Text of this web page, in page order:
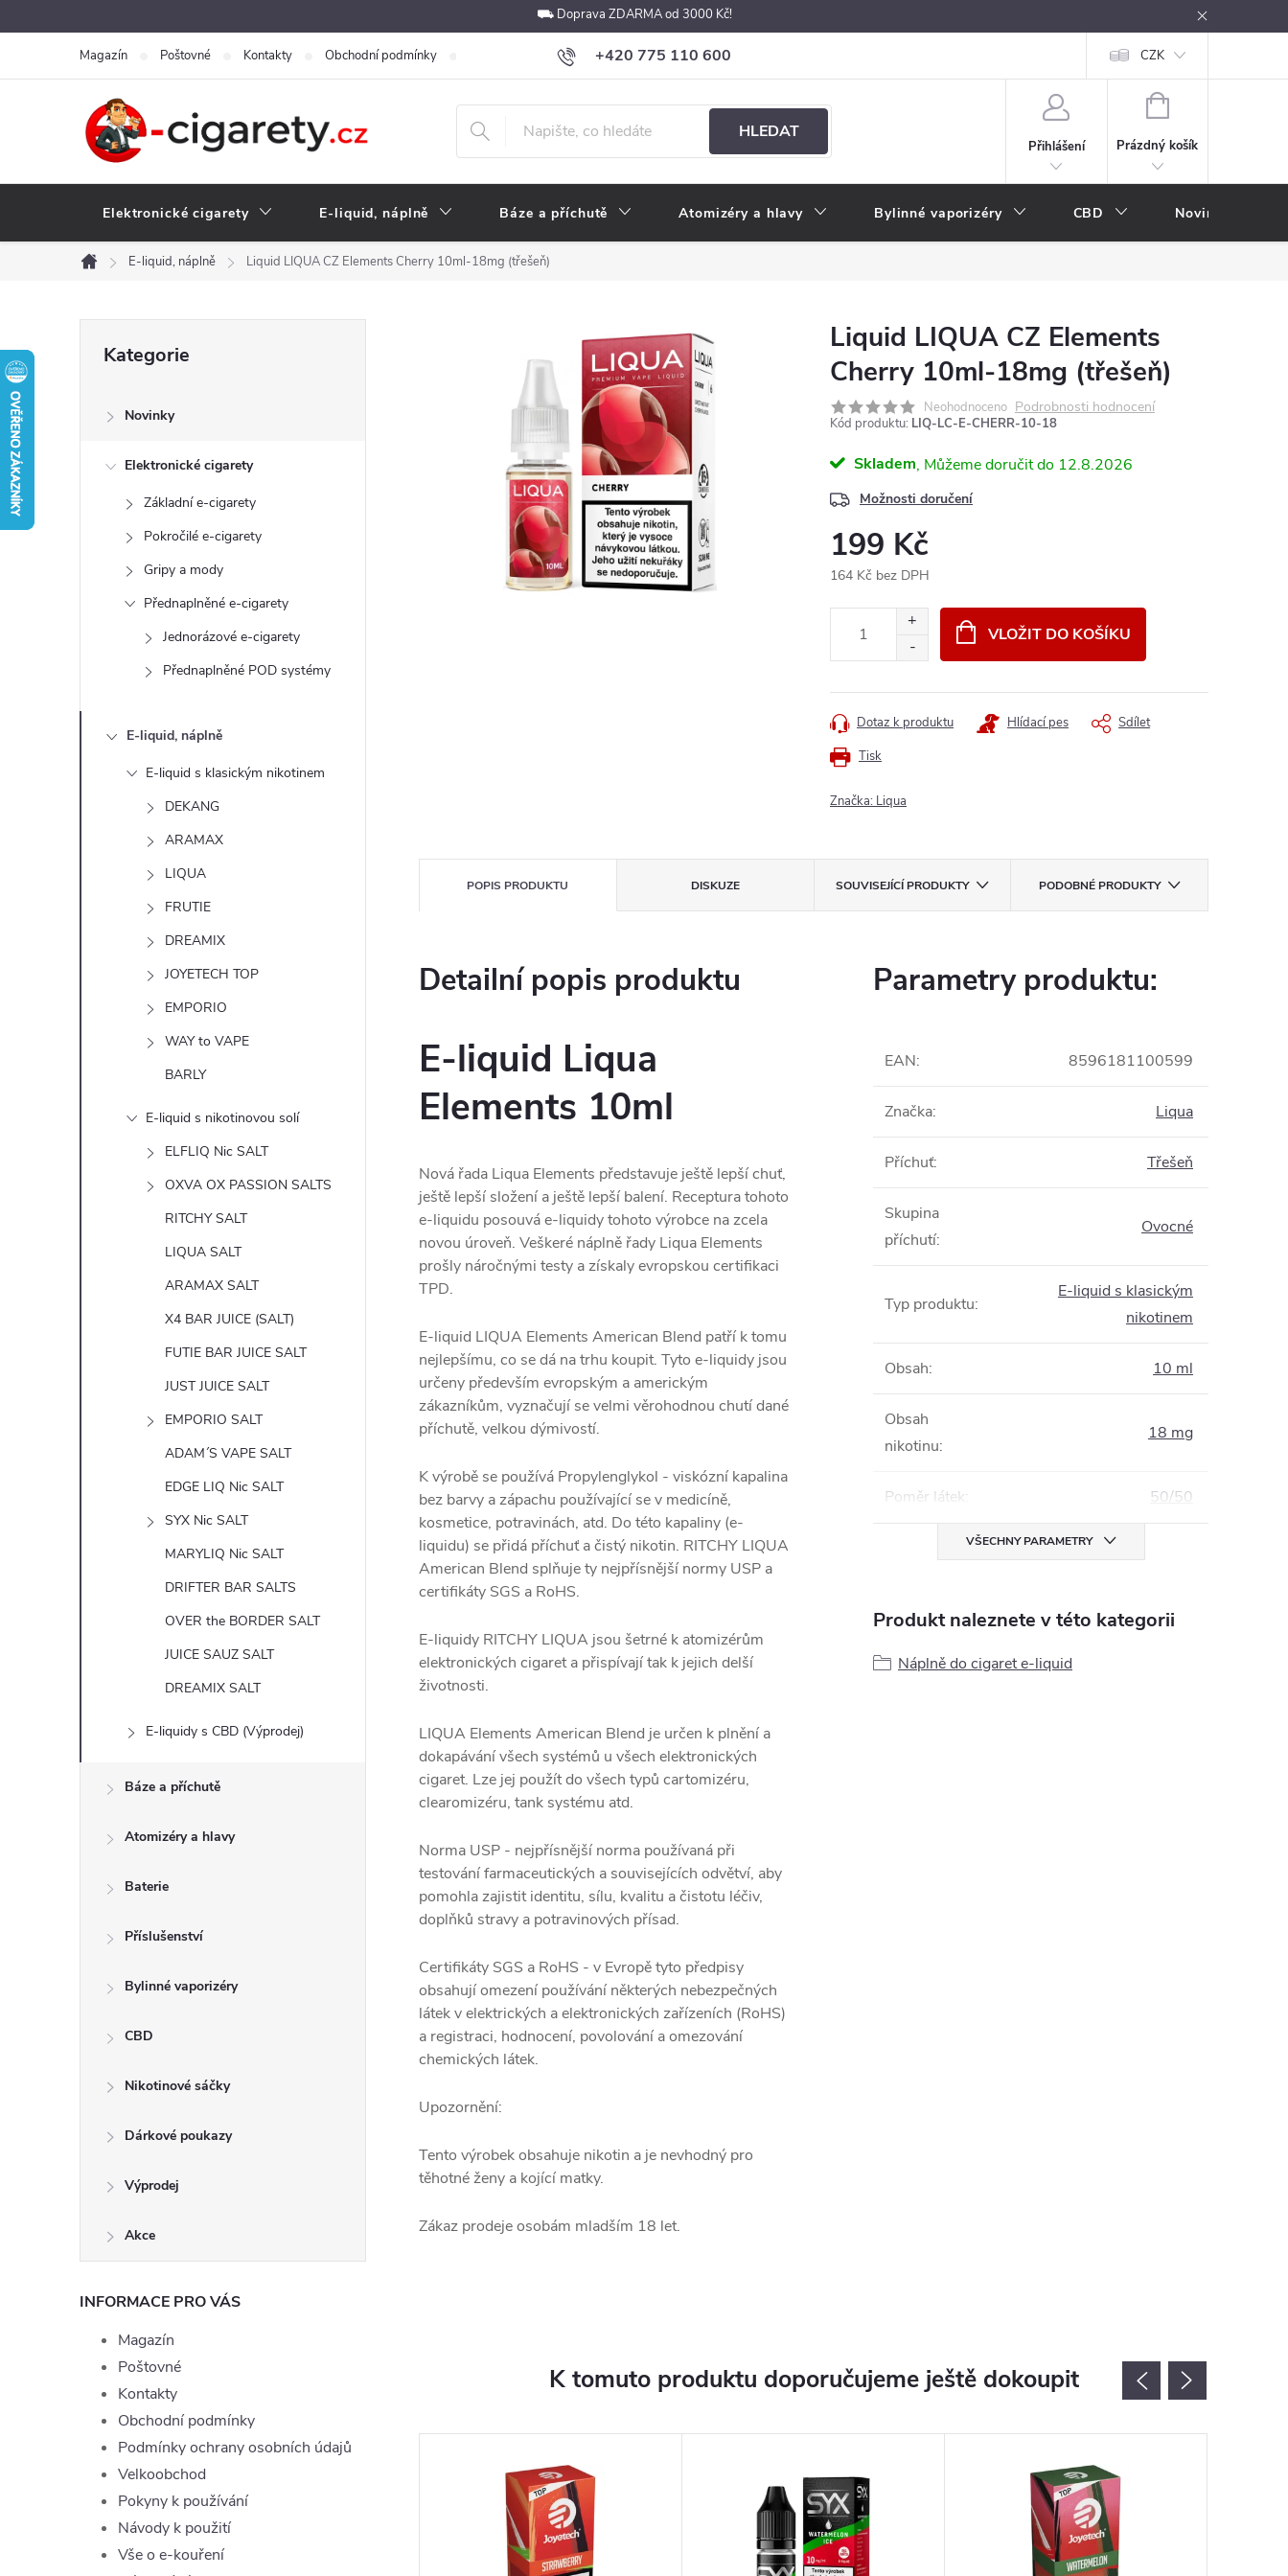
na
⛟ Doprava ZDARMA od 3000 Kč!
+420 775 110 600
obchod@e-cigarety.cz
Magazín Poštovné Kontakty Obchodní podmínky Podmínky ochrany osobních údajů Velkoobchod Vše o e-kouření Nákupní rádce
CZK
HLEDAT
Přihlášení
NÁKUPNÍ
Prázdný košík
Elektronické cigarety E-liquid, náplně Báze a příchutě Atomizéry a hlavy Bylinné vaporizéry CBD Novinky
Domů
E-liquid, náplně Liquid LIQUA CZ Elements Cherry 10ml-18mg (třešeň)
í
kategorie
Kategorie
Novinky
Elektronické cigarety
Základní e-cigarety
Pokročilé e-cigarety
Gripy a mody
Přednaplněné e-cigarety
Jednorázové e-cigarety
Přednaplněné POD systémy
E-liquid, náplně
E-liquid s klasickým nikotinem
DEKANG
ARAMAX
LIQUA
FRUTIE
DREAMIX
JOYETECH TOP
EMPORIO
WAY to VAPE
BARLY
E-liquid s nikotinovou solí
ELFLIQ Nic SALT
OXVA OX PASSION SALTS
RITCHY SALT
LIQUA SALT
ARAMAX SALT
X4 BAR JUICE (SALT)
FUTIE BAR JUICE SALT
JUST JUICE SALT
EMPORIO SALT
ADAM´S VAPE SALT
EDGE LIQ Nic SALT
SYX Nic SALT
MARYLIQ Nic SALT
DRIFTER BAR SALTS
OVER the BORDER SALT
JUICE SAUZ SALT
DREAMIX SALT
E-liquidy s CBD (Výprodej)
Báze a příchutě
Atomizéry a hlavy
Baterie
Příslušenství
Bylinné vaporizéry
CBD
Nikotinové sáčky
Dárkové poukazy
Výprodej
Akce
INFORMACE PRO VÁS
Magazín
Poštovné
Kontakty
Obchodní podmínky
Podmínky ochrany osobních údajů
Velkoobchod
Pokyny k používání
Návody k použití
Vše o e-kouření
Liquid LIQUA CZ Elements
Cherry 10ml-18mg (třešeň)
Neohodnoceno Podrobnosti hodnocení
Kód produktu: LIQ-LC-E-CHERR-10-18
Skladem 12.8.2026
Možnosti doručení
199 Kč
164 Kč bez DPH
VLOŽIT DO KOŠÍKU
Tisk
Dotaz k produktu Hlídací pes Sdílet
Značka: Liqua
POPIS PRODUKTU DISKUZE SOUVISEJÍCÍ PRODUKTY PODOBNÉ PRODUKTY
Detailní popis produktu
E-liquid Liqua
Elements 10ml
Nová řada Liqua Elements představuje ještě lepší chuť,
ještě lepší složení a ještě lepší balení. Receptura tohoto
e-liquidu posouvá e-liquidy tohoto výrobce na zcela
novou úroveň. Veškeré náplně řady Liqua Elements
prošly náročnými testy a získaly evropskou certifikaci
TPD.
E-liquid LIQUA Elements American Blend patří k tomu
nejlepšímu, co se dá na trhu koupit. Tyto e-liquidy jsou
určeny především evropským a americkým
zákazníkům, vyznačují se velmi věrohodnou chutí dané
příchutě, velkou dýmivostí.
K výrobě se používá Propylenglykol - viskózní kapalina
bez barvy a zápachu používající se v medicíně,
kosmetice, potravinách, atd. Do této kapaliny (e-
liquidu) se přidá příchuť a čistý nikotin. RITCHY LIQUA
American Blend splňuje ty nejpřísnější normy USP a
certifikáty SGS a RoHS.
E-liquidy RITCHY LIQUA jsou šetrné k atomizérům
elektronických cigaret a přispívají tak k jejich delší
životnosti.
LIQUA Elements American Blend je určen k plnění a
dokapávání všech systémů u všech elektronických
cigaret. Lze jej použít do všech typů cartomizéru,
clearomizéru, tank systému atd.
Norma USP - nejpřísnější norma používaná při
testování farmaceutických a souvisejících odvětví, aby
pomohla zajistit identitu, sílu, kvalitu a čistotu léčiv,
doplňků stravy a potravinových přísad.
Certifikáty SGS a RoHS - v Evropě tyto předpisy
obsahují omezení používání některých nebezpečných
látek v elektrických a elektronických zařízeních (RoHS)
a registraci, hodnocení, povolování a omezování
chemických látek.
Upozornění:
Tento výrobek obsahuje nikotin a je nevhodný pro
těhotné ženy a kojící matky.
Zákaz prodeje osobám mladším 18 let.
Parametry produktu:
EAN: 8596181100599
Značka: Liqua
Příchuť: Třešeň
Skupina
příchutí:
Ovocné
Typ produktu:
E-liquid s klasickým
nikotinem
Obsah: 10 ml
Obsah
nikotinu:
18 mg
Poměr látek: 50/50
VŠECHNY PARAMETRY
Produkt naleznete v této kategorii
Náplně do cigaret e-liquid
K tomuto produktu doporučujeme ještě dokoupit